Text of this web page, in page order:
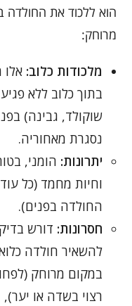
הוא ללכוד את החולדה
מרוחק:
מלכודות כלוב:
בתוך כלוב ללא
שוקולד, גבינה)
נסגרת מאחוריה.
יתרונות: הומני,
וחיות מחמד (כל
החולדה בפנים).
חסרונות: דורש
להשאיר חולדה
במקום מרוחק
רצוי בשדה או